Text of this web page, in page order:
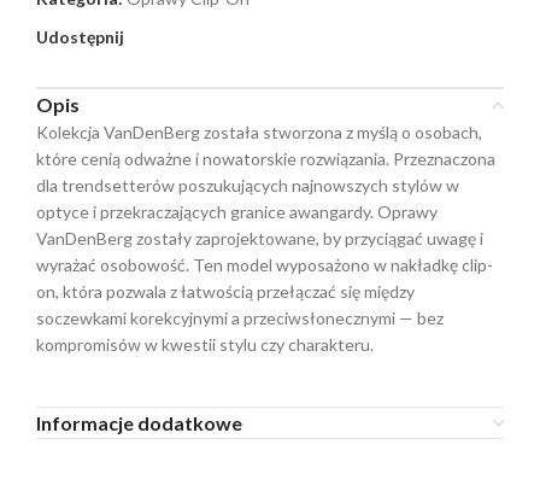
Udostępnij
Opis
Kolekcja VanDenBerg została stworzona z myślą o osobach,
które cenią odważne i nowatorskie rozwiązania. Przeznaczona
dla trendsetterów poszukujących najnowszych stylów w
optyce i przekraczających granice awangardy. Oprawy
VanDenBerg zostały zaprojektowane, by przyciągać uwagę i
wyrażać osobowość. Ten model wyposażono w nakładkę clip-
on, która pozwala z łatwością przełączać się między
soczewkami korekcyjnymi a przeciwsłonecznymi — bez
kompromisów w kwestii stylu czy charakteru.
Informacje dodatkowe